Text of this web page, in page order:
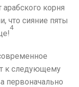
арабского корня
что сияние пяты
4
к следующему
первоначально